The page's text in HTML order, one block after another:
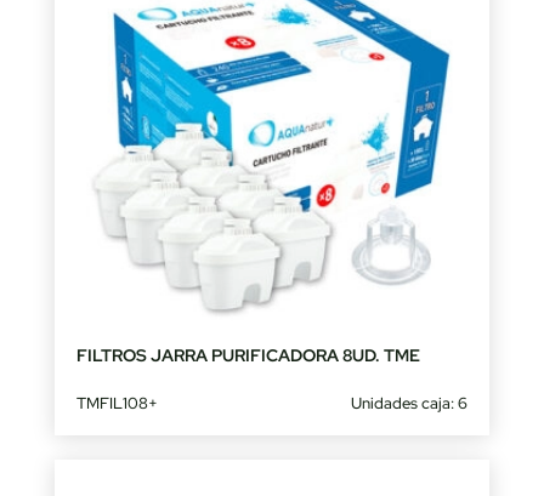
FILTROS JARRA PURIFICADORA 8UD. TME
TMFIL108+ Unidades caja: 6